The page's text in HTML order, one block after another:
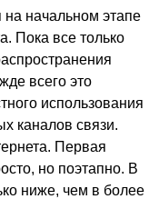
начальном этапе
Пока все только
всего это
использования
каналов связи.
Первая
но поэтапно. В
ниже, чем в более